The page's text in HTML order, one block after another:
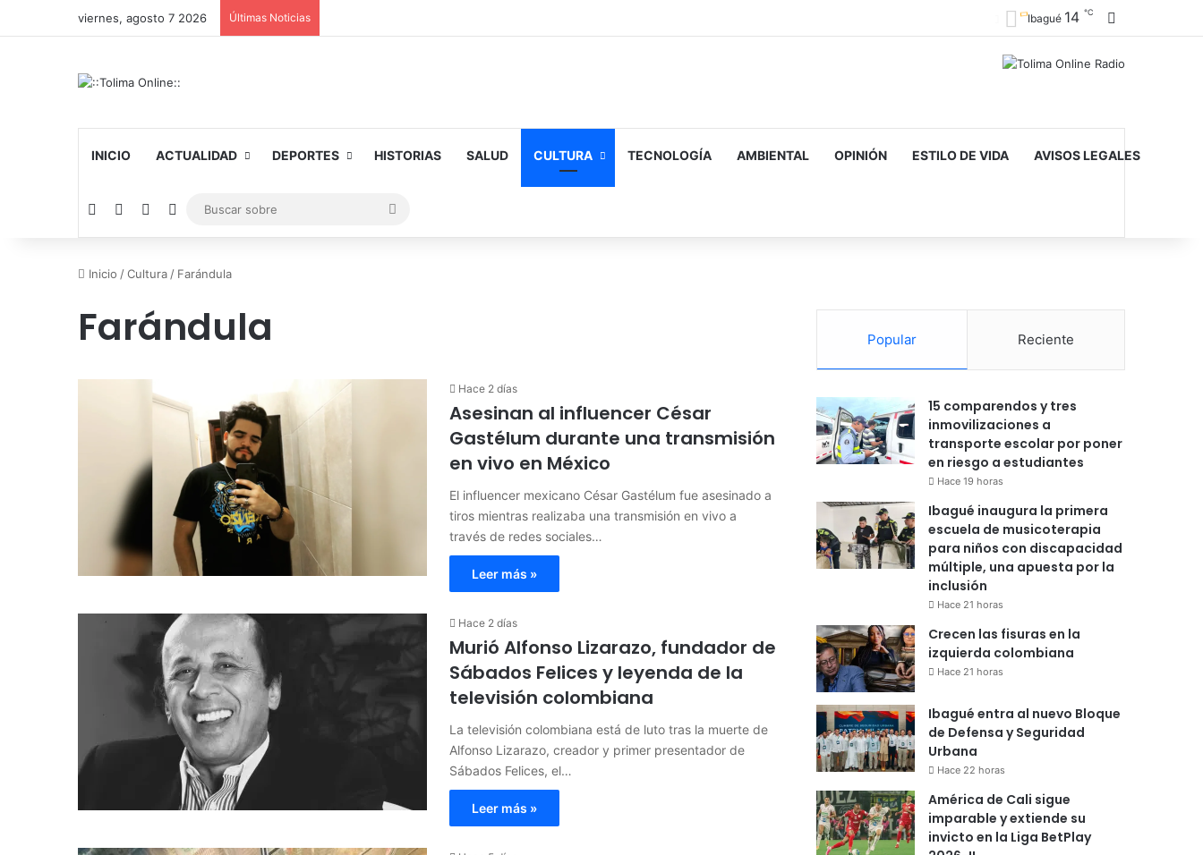
viernes, agosto 7 2026 Últimas Noticias Ibagué 14 ℃
INICIO ACTUALIDAD DEPORTES HISTORIAS SALUD CULTURA TECNOLOGÍA AMBIENTAL OPINIÓN ESTILO DE VIDA AVISOS LEGALES
Facebook YouTubeInstagram
sobre
Inicio /Cultura / Farándula
Farándula
Hace 2 días
Asesinan al influencer César
Gastélum durante una transmisión
en vivo en México
El influencer mexicano César Gastélum fue asesinado a
tiros mientras realizaba una transmisión en vivo a
través de redes sociales…
Leer más »
Hace 2 días
Murió Alfonso Lizarazo, fundador de
Sábados Felices y leyenda de la
televisión colombiana
La televisión colombiana está de luto tras la muerte de
Alfonso Lizarazo, creador y primer presentador de
Sábados Felices, el…
Leer más »
Popular Reciente
15 comparendos y tres
inmovilizaciones a
transporte escolar por poner
en riesgo a estudiantes
Hace 19 horas
Ibagué inaugura la primera
escuela de musicoterapia
para niños con discapacidad
múltiple, una apuesta por la
inclusión
Hace 21 horas
Crecen las fisuras en la
izquierda colombiana
Hace 21 horas
Ibagué entra al nuevo Bloque
de Defensa y Seguridad
Urbana
Hace 22 horas
América de Cali sigue
imparable y extiende su
invicto en la Liga BetPlay